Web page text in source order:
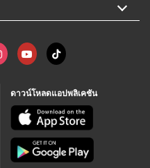
ดาวน์โหลดแอปพลิเคชัน